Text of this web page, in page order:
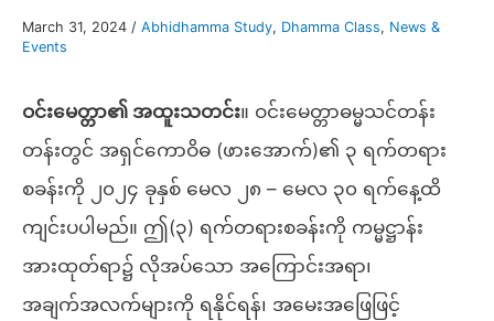
March 31, 2024 / Abhidhamma Study, Dhamma Class, News &
Events
ဝင်းမေတ္တာ၏ အထူးသတင်း။ ဝင်းမေတ္တာဓမ္မသင်တန်း
တန်းတွင် အရှင်ကောဝိဓ (ဖားအောက်)၏ ၃ ရက်တရား
စခန်းကို ၂၀၂၄ ခုနှစ် မေလ ၂၈ – မေလ ၃၀ ရက်နေ့ထိ
ကျင်းပပါမည်။ ဤ(၃) ရက်တရားစခန်းကို ကမ္မဋ္ဌာန်း
အားထုတ်ရာ၌ လိုအပ်သော အကြောင်းအရာ၊
အချက်အလက်များကို ရနိုင်ရန်၊ အမေးအဖြေဖြင့်